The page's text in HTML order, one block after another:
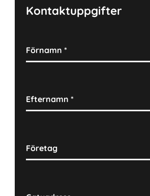
Kontaktuppgifter
Förnamn*
Efternamn*
Företag